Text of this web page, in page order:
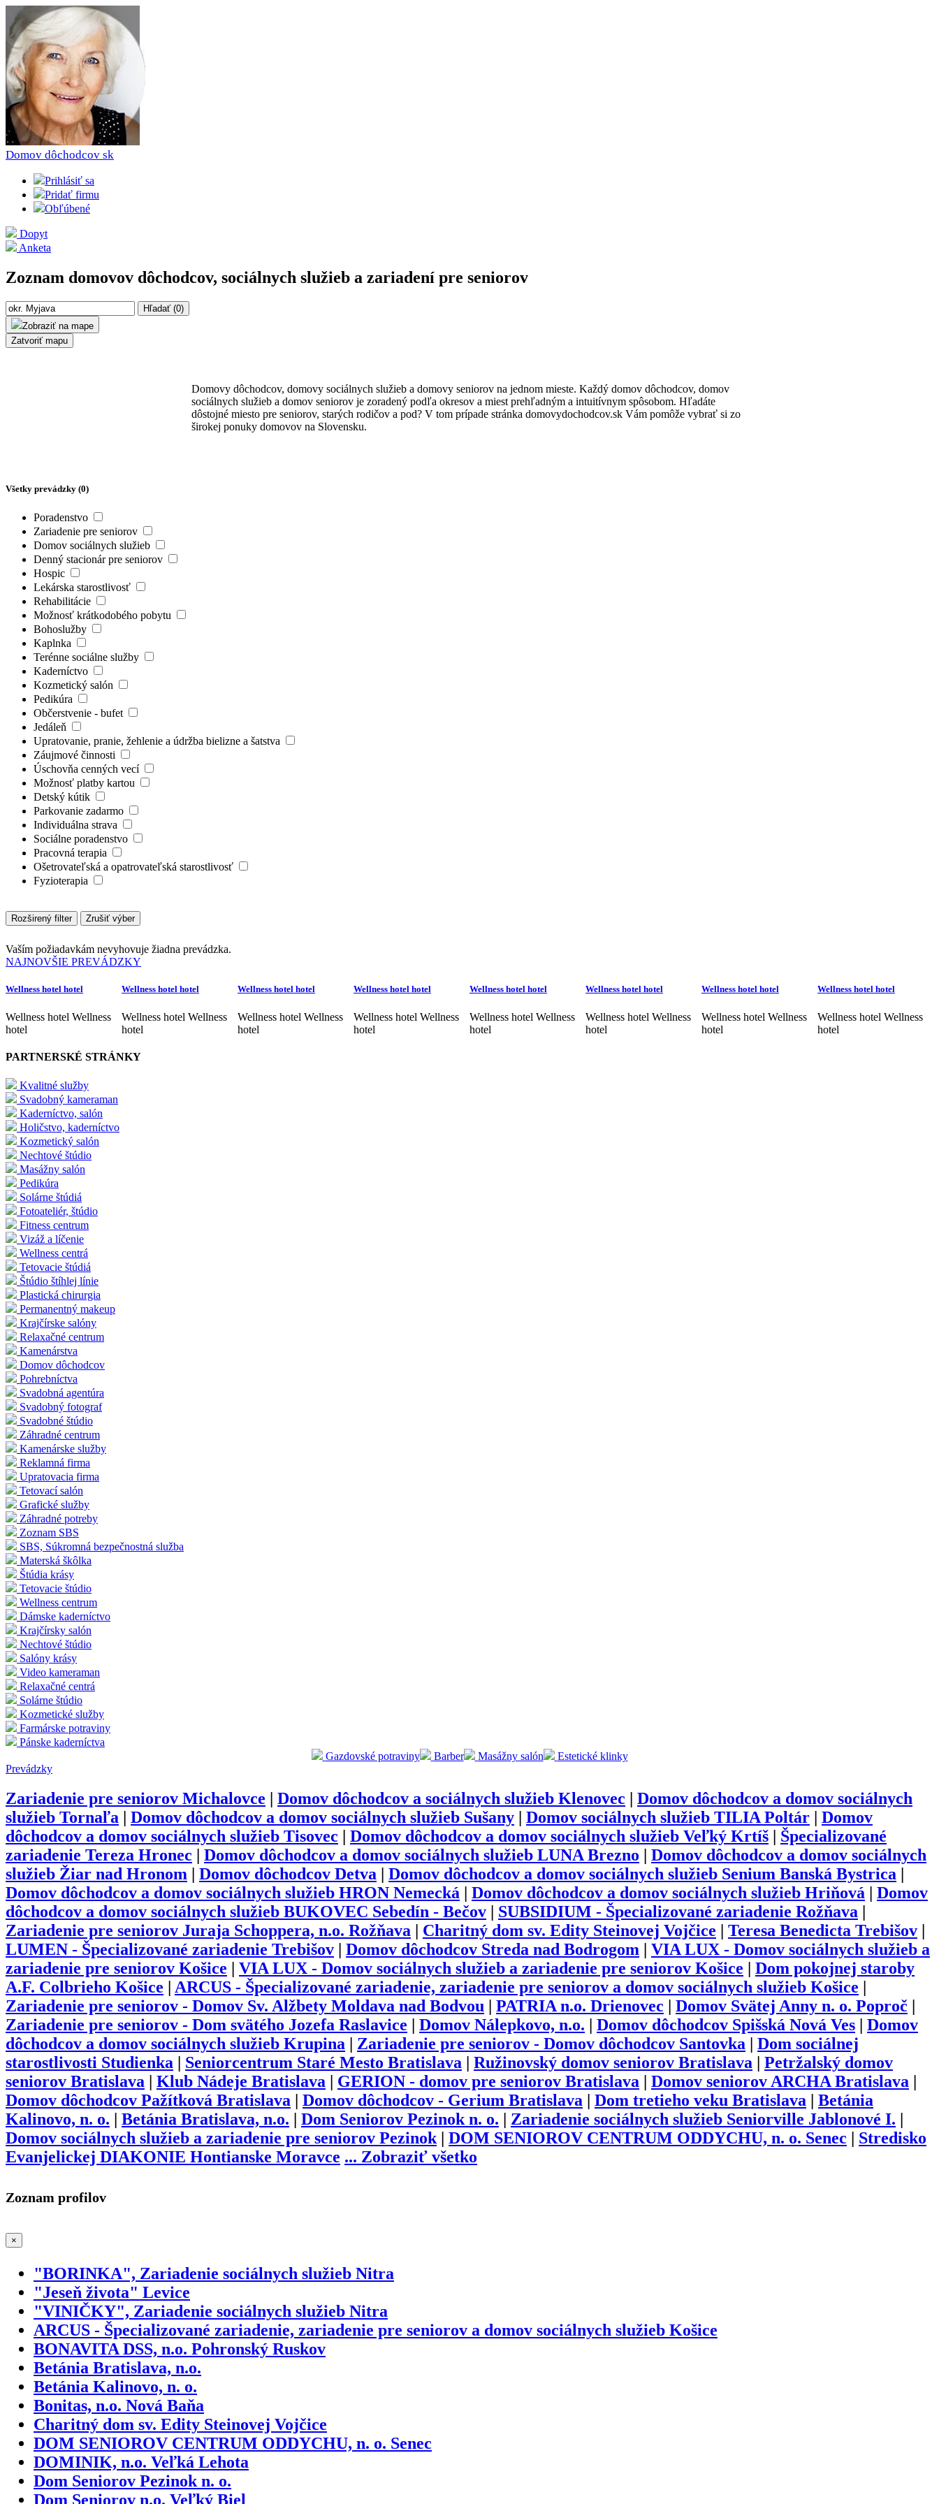
Domov dôchodcov sk
Prihlásiť sa
Pridať firmu
Obľúbené
Dopyt
Anketa
Zoznam domovov dôchodcov, sociálnych služieb a zariadení pre seniorov
Hľadať (0)
Zobraziť na mape
Zatvoriť mapu
Domovy dôchodcov, domovy sociálnych služieb a domovy seniorov na jednom mieste. Každý domov dôchodcov, domov
sociálnych služieb a domov seniorov je zoradený podľa okresov a miest prehľadným a intuitívnym spôsobom. Hľadáte
dôstojné miesto pre seniorov, starých rodičov a pod? V tom prípade stránka domovydochodcov.sk Vám pomôže vybrať si zo
širokej ponuky domovov na Slovensku.
Všetky prevádzky (0)
Poradenstvo
Zariadenie pre seniorov
Domov sociálnych služieb
Denný stacionár pre seniorov
Hospic
Lekárska starostlivosť
Rehabilitácie
Možnosť krátkodobého pobytu
Bohoslužby
Kaplnka
Terénne sociálne služby
Kaderníctvo
Kozmetický salón
Pedikúra
Občerstvenie - bufet
Jedáleň
Upratovanie, pranie, žehlenie a údržba bielizne a šatstva
Záujmové činnosti
Úschovňa cenných vecí
Možnosť platby kartou
Detský kútik
Parkovanie zadarmo
Individuálna strava
Sociálne poradenstvo
Pracovná terapia
Ošetrovateľská a opatrovateľská starostlivosť
Fyzioterapia
Rozširený filter Zrušiť výber
Vaším požiadavkám nevyhovuje žiadna prevádzka.
NAJNOVŠIE PREVÁDZKY
Wellness hotel hotel
Wellness hotel Wellness
hotel
Wellness hotel hotel
Wellness hotel Wellness
hotel
Wellness hotel hotel
Wellness hotel Wellness
hotel
Wellness hotel hotel
Wellness hotel Wellness
hotel
Wellness hotel hotel
Wellness hotel Wellness
hotel
Wellness hotel hotel
Wellness hotel Wellness
hotel
Wellness hotel hotel
Wellness hotel Wellness
hotel
Wellness hotel hotel
Wellness hotel Wellness
hotel
PARTNERSKÉ STRÁNKY
Kvalitné služby
Svadobný kameraman
Kaderníctvo, salón
Holičstvo, kaderníctvo
Kozmetický salón
Nechtové štúdio
Masážny salón
Pedikúra
Solárne štúdiá
Fotoateliér, štúdio
Fitness centrum
Vizáž a líčenie
Wellness centrá
Tetovacie štúdiá
Štúdio štíhlej línie
Plastická chirurgia
Permanentný makeup
Krajčírske salóny
Relaxačné centrum
Kamenárstva
Domov dôchodcov
Pohrebníctva
Svadobná agentúra
Svadobný fotograf
Svadobné štúdio
Záhradné centrum
Kamenárske služby
Reklamná firma
Upratovacia firma
Tetovací salón
Grafické služby
Záhradné potreby
Zoznam SBS
SBS, Súkromná bezpečnostná služba
Materská škôlka
Štúdia krásy
Tetovacie štúdio
Wellness centrum
Dámske kaderníctvo
Krajčírsky salón
Nechtové štúdio
Salóny krásy
Video kameraman
Relaxačné centrá
Solárne štúdio
Kozmetické služby
Farmárske potraviny
Pánske kaderníctva
Gazdovské potraviny
Barber Masážny salón
Estetické klinky
Prevádzky
Zariadenie pre seniorov Michalovce | Domov dôchodcov a sociálnych služieb Klenovec | Domov dôchodcov a domov sociálnych
služieb Tornaľa | Domov dôchodcov a domov sociálnych služieb Sušany | Domov sociálnych služieb TILIA Poltár | Domov
dôchodcov a domov sociálnych služieb Tisovec | Domov dôchodcov a domov sociálnych služieb Veľký Krtíš | Špecializované
zariadenie Tereza Hronec | Domov dôchodcov a domov sociálnych služieb LUNA Brezno | Domov dôchodcov a domov sociálnych
služieb Žiar nad Hronom | Domov dôchodcov Detva | Domov dôchodcov a domov sociálnych služieb Senium Banská Bystrica |
Domov dôchodcov a domov sociálnych služieb HRON Nemecká | Domov dôchodcov a domov sociálnych služieb Hriňová | Domov
dôchodcov a domov sociálnych služieb BUKOVEC Sebedín - Bečov | SUBSIDIUM - Špecializované zariadenie Rožňava |
Zariadenie pre seniorov Juraja Schoppera, n.o. Rožňava | Charitný dom sv. Edity Steinovej Vojčice | Teresa Benedicta Trebišov |
LUMEN - Špecializované zariadenie Trebišov | Domov dôchodcov Streda nad Bodrogom | VIA LUX - Domov sociálnych služieb a
zariadenie pre seniorov Košice | VIA LUX - Domov sociálnych služieb a zariadenie pre seniorov Košice | Dom pokojnej staroby
A.F. Colbrieho Košice | ARCUS - Špecializované zariadenie, zariadenie pre seniorov a domov sociálnych služieb Košice |
Zariadenie pre seniorov - Domov Sv. Alžbety Moldava nad Bodvou | PATRIA n.o. Drienovec | Domov Svätej Anny n. o. Poproč |
Zariadenie pre seniorov - Dom svätého Jozefa Raslavice | Domov Nálepkovo, n.o. | Domov dôchodcov Spišská Nová Ves | Domov
dôchodcov a domov sociálnych služieb Krupina | Zariadenie pre seniorov - Domov dôchodcov Santovka | Dom sociálnej
starostlivosti Studienka | Seniorcentrum Staré Mesto Bratislava | Ružinovský domov seniorov Bratislava | Petržalský domov
seniorov Bratislava | Klub Nádeje Bratislava | GERION - domov pre seniorov Bratislava | Domov seniorov ARCHA Bratislava |
Domov dôchodcov Pažítková Bratislava | Domov dôchodcov - Gerium Bratislava | Dom tretieho veku Bratislava | Betánia
Kalinovo, n. o. | Betánia Bratislava, n.o. | Dom Seniorov Pezinok n. o. | Zariadenie sociálnych služieb Seniorville Jablonové I. |
Domov sociálnych služieb a zariadenie pre seniorov Pezinok | DOM SENIOROV CENTRUM ODDYCHU, n. o. Senec | Stredisko
Evanjelickej DIAKONIE Hontianske Moravce ... Zobraziť všetko
Zoznam profilov
×
"BORINKA", Zariadenie sociálnych služieb Nitra
"Jeseň života" Levice
"VINIČKY", Zariadenie sociálnych služieb Nitra
ARCUS - Špecializované zariadenie, zariadenie pre seniorov a domov sociálnych služieb Košice
BONAVITA DSS, n.o. Pohronský Ruskov
Betánia Bratislava, n.o.
Betánia Kalinovo, n. o.
Bonitas, n.o. Nová Baňa
Charitný dom sv. Edity Steinovej Vojčice
DOM SENIOROV CENTRUM ODDYCHU, n. o. Senec
DOMINIK, n.o. Veľká Lehota
Dom Seniorov Pezinok n. o.
Dom Seniorov n.o. Veľký Biel